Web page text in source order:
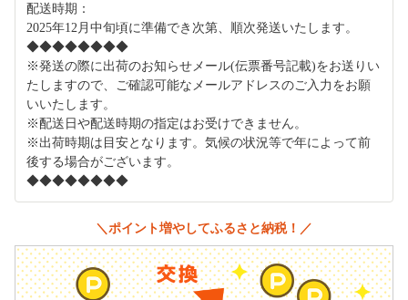
配送時期：
2025年12月中旬頃に準備でき次第、順次発送いたします。
◆◆◆◆◆◆◆◆
※発送の際に出荷のお知らせメール(伝票番号記載)をお送りい
たしますので、ご確認可能なメールアドレスのご入力をお願
いいたします。
※配送日や配送時期の指定はお受けできません。
※出荷時期は目安となります。気候の状況等で年によって前
後する場合がございます。
◆◆◆◆◆◆◆◆
＼ポイント増やしてふるさと納税！／